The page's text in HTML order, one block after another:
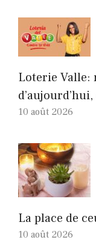
Loterie
10 août 2026
La place de
10 août 2026